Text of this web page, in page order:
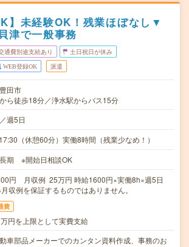
】未経験OK！残業ほぼなし▼
津で一般事務
通費別途支給あり 土日祝日が休み
WEB登録OK 派遣
田市
ら徒歩18分／浄水駅からバス15分
週5日
（休憩60分）実働8時間（残業少なめ！）
期 ※開始日相談OK
円 月収例 25万円 時給1600円×実働8h×週5日
収例を保証するものではありません。
費
円を上限として実費支給
車部品メーカーでのカンタン資料作成、事務のお